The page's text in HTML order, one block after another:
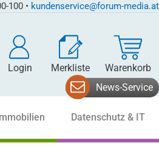
100 • kundenservice@forum-media.at
Login Merkliste Warenkorb
News-Service
Datenschutz & IT